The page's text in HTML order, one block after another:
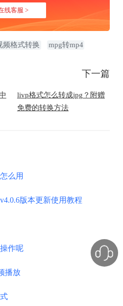
线客服 >
频格式转换 mpg转mp4
下一篇
livp格式怎么转成jpg？附赠
免费的转换方法
么用
版本更新使用教程
作呢
播放